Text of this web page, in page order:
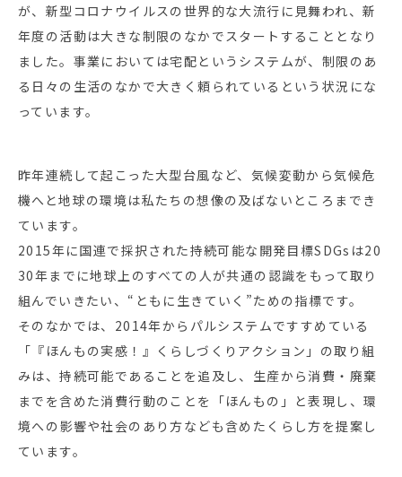
が、新型コロナウイルスの世界的な大流行に見舞われ、新
年度の活動は大きな制限のなかでスタートすることとなり
ました。事業においては宅配というシステムが、制限のあ
る日々の生活のなかで大きく頼られているという状況にな
っています。
昨年連続して起こった大型台風など、気候変動から気候危
機へと地球の環境は私たちの想像の及ばないところまでき
ています。
2015年に国連で採択された持続可能な開発目標SDGsは20
30年までに地球上のすべての人が共通の認識をもって取り
組んでいきたい、“ともに生きていく”ための指標です。
そのなかでは、2014年からパルシステムですすめている
「『ほんもの実感！』くらしづくりアクション」の取り組
みは、持続可能であることを追及し、生産から消費・廃棄
までを含めた消費行動のことを「ほんもの」と表現し、環
境への影響や社会のあり方なども含めたくらし方を提案し
ています。